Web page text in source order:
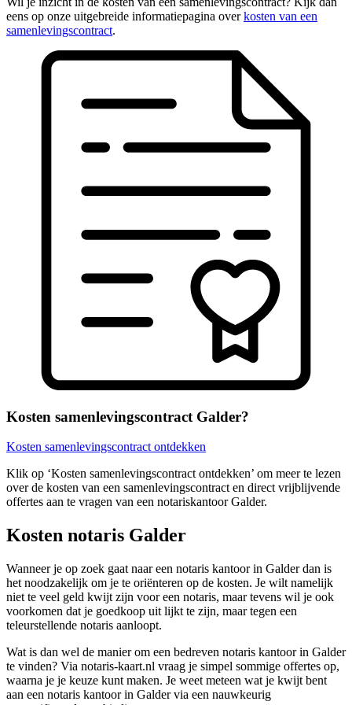
eens op onze uitgebreide informatiepagina overkosten van een
samenlevingscontract.
Kosten samenlevingscontract Galder?
Kosten samenlevingscontract ontdekken
Klik op ‘Kosten samenlevingscontract ontdekken’ om meer te lezen
over de kosten van een samenlevingscontract en direct vrijblijvende
offertes aan te vragen van een notariskantoor Galder.
Kosten notaris Galder
Wanneer je op zoek gaat naar een notaris kantoor in Galder dan is
het noodzakelijk om je te oriënteren op de kosten. Je wilt namelijk
niet te veel geld kwijt zijn voor een notaris, maar tevens wil je ook
voorkomen dat je goedkoop uit lijkt te zijn, maar tegen een
teleurstellende notaris aanloopt.
Wat is dan wel de manier om een bedreven notaris kantoor in Galder
te vinden? Via notaris-kaart.nl vraag je simpel sommige offertes op,
waarna je je keuze kunt maken. Je weet meteen wat je kwijt bent
aan een notaris kantoor in Galder via een nauwkeurig